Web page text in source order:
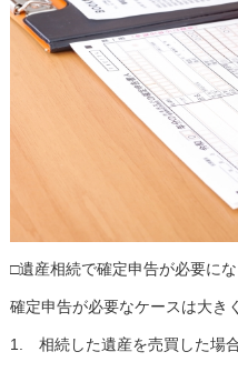
□遺産相続で確定申告が必要に
確定申告が必要なケースは大き
1. 相続した遺産を売買した場